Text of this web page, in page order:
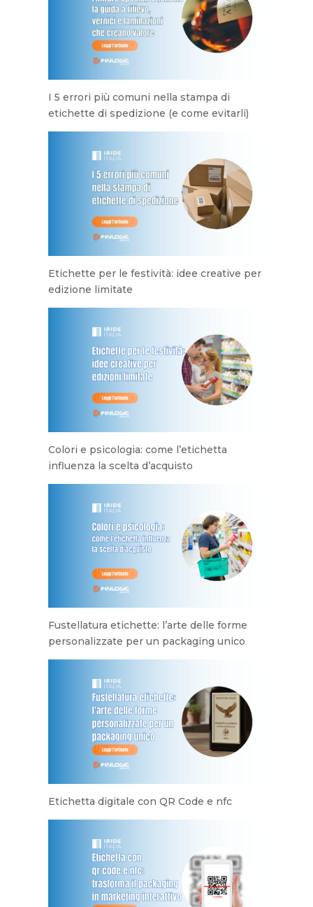
I 5 errori più comuni nella stampa di
etichette di spedizione (e come evitarli)
Etichette per le festività: idee creative per
edizione limitate
Colori e psicologia: come l’etichetta
influenza la scelta d’acquisto
Fustellatura etichette: l’arte delle forme
personalizzate per un packaging unico
Etichetta digitale con QR Code e nfc